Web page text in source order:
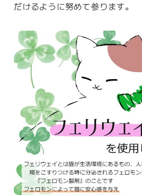
だけるように努めて参ります。